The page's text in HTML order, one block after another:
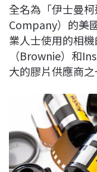
全名為「伊士曼
Company）的美
業人士使用的相
（Brownie）和
大的膠片供應商